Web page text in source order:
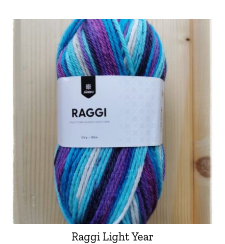
Raggi Light Year